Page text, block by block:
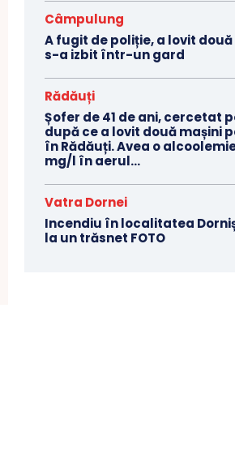
Câmpulung
A fugit de poliție, a lovit două
s-a izbit într-un gard
Rădăuți
Șofer de 41 de ani, cercetat
după ce a lovit două mașini
în Rădăuți. Avea o alcoolemie
mg/l în aerul...
Vatra Dornei
Incendiu în localitatea
la un trăsnet FOTO